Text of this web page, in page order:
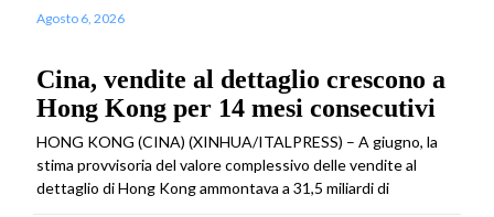
Agosto 6, 2026
Cina, vendite al dettaglio crescono a
Hong Kong per 14 mesi consecutivi
HONG KONG (CINA) (XINHUA/ITALPRESS) – A giugno, la
stima provvisoria del valore complessivo delle vendite al
dettaglio di Hong Kong ammontava a 31,5 miliardi di